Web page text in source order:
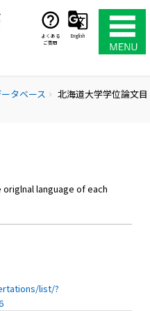
よくある
ご質問
English
タベース chevron_right
北海道大学学位論文目
language of each
list/?